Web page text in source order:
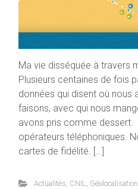
Ma vie disséquée à travers
Plusieurs centaines de fois
données qui disent où nous
faisons, avec qui nous
avons pris comme
opérateurs téléphoniques.
cartes de fidélité. […]
Actualités CNIL Géolocalisation